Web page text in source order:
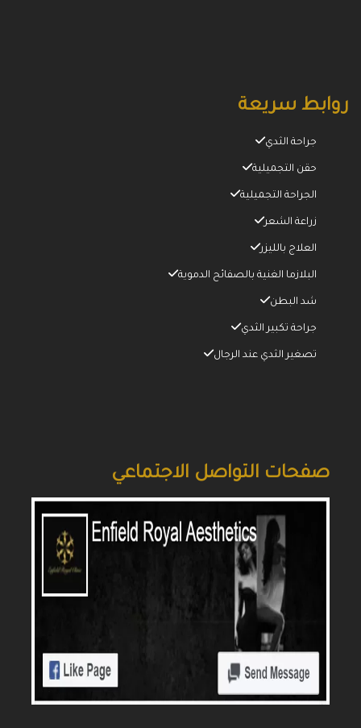
روابط سريعة
جراحة الثدي
حقن التجميلية
الجراحة التجميلية
زراعة الشعر
العلاج بالليزر
البلازما الغنية بالصفائح الدموية
شد البطن
جراحة تكبير الثدي
تصغير الثدي عند الرجال
صفحات التواصل الاجتماعي